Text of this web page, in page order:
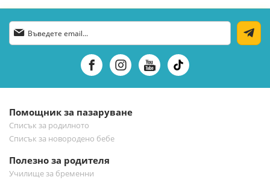
Абонирай
се
бюлетин:
Помощник за пазаруване
Списък за родилното
Списък за новородено бебе
Полезно за родителя
Училище за бременни